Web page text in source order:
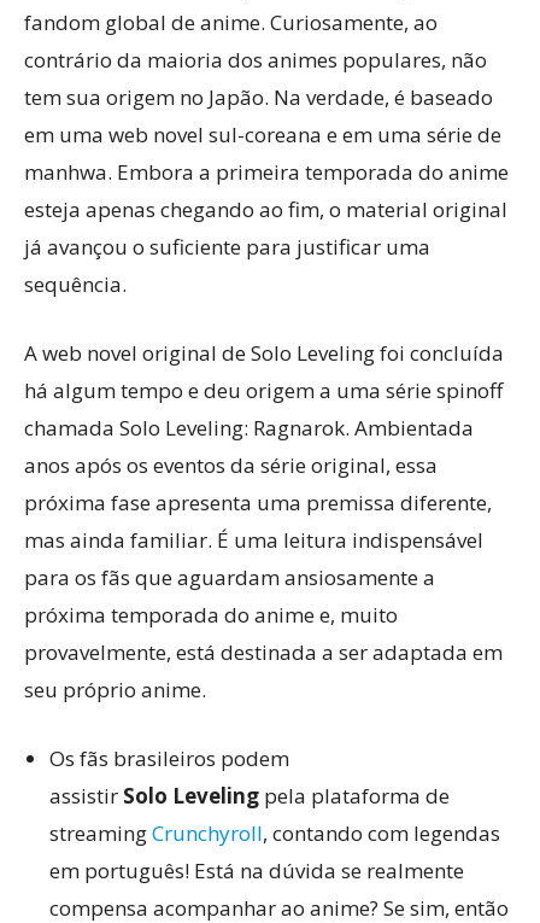
fandom global de anime. Curiosamente, ao
contrário da maioria dos animes populares, não
tem sua origem no Japão. Na verdade, é baseado
em uma web novel sul-coreana e em uma série de
manhwa. Embora a primeira temporada do anime
esteja apenas chegando ao fim, o material original
já avançou o suficiente para justificar uma
sequência.
A web novel original de Solo Leveling foi concluída
há algum tempo e deu origem a uma série spinoff
chamada Solo Leveling: Ragnarok. Ambientada
anos após os eventos da série original, essa
próxima fase apresenta uma premissa diferente,
mas ainda familiar. É uma leitura indispensável
para os fãs que aguardam ansiosamente a
próxima temporada do anime e, muito
provavelmente, está destinada a ser adaptada em
seu próprio anime.
Os fãs brasileiros podem
assistir Solo Leveling pela plataforma de
streamingCrunchyroll, contando com legendas
em português! Está na dúvida se realmente
compensa acompanhar ao anime? Se sim, então